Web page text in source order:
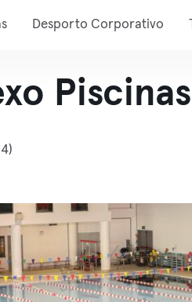
Desporto Corporativo